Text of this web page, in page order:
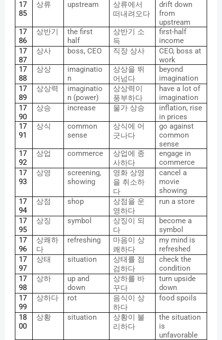
17
85
상류 upstream
상류에서
떠내려오다
drift down
from
upstream
17
86
상반기
the first
half
상반기 소
득
first-half
income
17
87
상사 boss, CEO 직장 상사
CEO, boss at
work
17
88
상상
imaginatio
n
상상을 뛰
어넘다
beyond
imagination
17
89
상상력
imaginatio
n (power)
상상력이
풍부하다
have a lot of
imagination
17
90
상승 increase 물가 상승
inflation, rise
in prices
17
91
상식
common
sense
상식에 어
긋나다
go against
common
sense
17
92
상업 commerce 상업에 종
사하다
engage in
commerce
17
93
상영
screening,
showing
영화 상영
을 취소하
다
cancel a
movie
showing
17
94
상점 shop 상점을 운
영하다
run a store
17
95
상징 symbol 상징이 되
다
become a
symbol
17
96
상쾌하
다
refreshing 마음이 상
쾌하다
my mind is
refreshed
17
97
상태 situation 상태를 점
검하다
check the
condition
17
98
상하
up and
down
상하를 바
꾸다
turn upside
down
17
99
상하다 rot 음식이 상
하다
food spoils
18
00
상황 situation 상황이 불
리하다
the situation
is
unfavorable